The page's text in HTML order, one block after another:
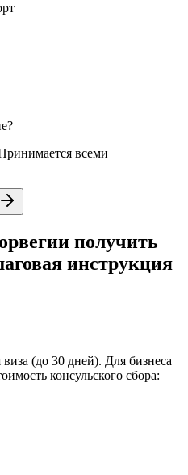
всеми
получить
инструкция
(до 30 дней). Для бизнеса
консульского сбора: